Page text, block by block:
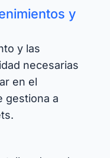
y
y las
necesarias
en el
gestiona a